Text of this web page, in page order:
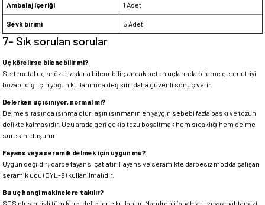
Ambalaj içeriği 1 Adet
Sevk birimi 5 Adet
7- Sık sorulan sorular
Uç körelirse bilenebilir mi?
Sert metal uçlar özel taşlarla bilenebilir; ancak beton uçlarında bileme geometriyi
bozabildiği için yoğun kullanımda değişim daha güvenli sonuç verir.
Delerken uç ısınıyor, normal mi?
Delme sırasında ısınma olur; aşırı ısınmanın en yaygın sebebi fazla baskı ve tozun
delikte kalmasıdır. Ucu arada geri çekip tozu boşaltmak hem sıcaklığı hem delme
süresini düşürür.
Fayans veya seramik delmek için uygun mu?
Uygun değildir; darbe fayansı çatlatır. Fayans ve seramikte darbesiz modda çalışan
seramik ucu (CYL-9) kullanılmalıdır.
Bu uç hangi makinelere takılır?
SDS plus girişli tüm kırıcı delicilerle kullanılır. Mandrenli (anahtarlı veya anahtarsız)